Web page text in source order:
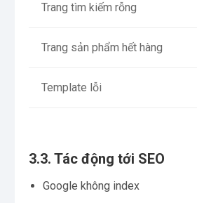
Trang tìm kiếm rỗng
Trang sản phẩm hết hàng
Template lỗi
3.3. Tác động tới SEO
Google không index